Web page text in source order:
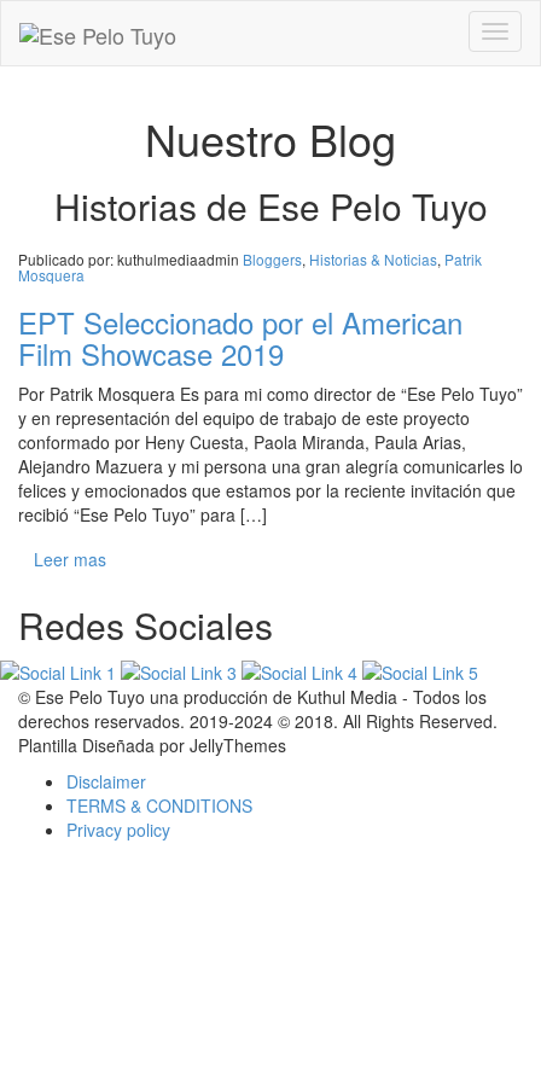
Nuestro Blog
Historias de Ese Pelo Tuyo
Publicado por:kuthulmediaadmin Bloggers, Historias & Noticias, Patrik
Mosquera
EPT Seleccionado por el American
Film Showcase 2019
Por Patrik Mosquera Es para mi como director de “Ese Pelo Tuyo”
y en representación del equipo de trabajo de este proyecto
conformado por Heny Cuesta, Paola Miranda, Paula Arias,
Alejandro Mazuera y mi persona una gran alegría comunicarles lo
felices y emocionados que estamos por la reciente invitación que
recibió “Ese Pelo Tuyo” para […]
Leer mas
Redes Sociales
© Ese Pelo Tuyo una producción de Kuthul Media - Todos los
derechos reservados. 2019-2024 © 2018. All Rights Reserved.
Plantilla Diseñada por JellyThemes
Disclaimer
TERMS & CONDITIONS
Privacy policy